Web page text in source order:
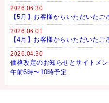
2026.06.30
【5月】お客様からいただいたご
2026.06.01
【4月】お客様からいただいたご
2026.04.30
価格改定のお知らせとサイトメ
午前6時〜10時予定